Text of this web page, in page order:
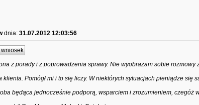
dnia: 31.07.2012 12:03:56
wniosek
z porady i z poprowadzenia sprawy. Nie wyobrażam sobie rozmowy
klienta. Pomógł mi i to się liczy. W niektórych sytuacjach pieniądze się
będąca jednocześnie podporą, wsparciem i zrozumieniem, czegóż